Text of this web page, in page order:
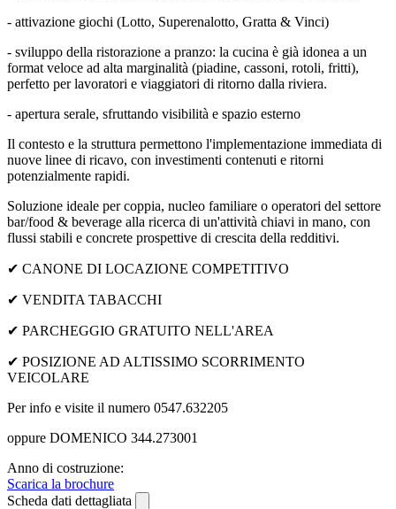
- attivazione giochi (Lotto, Superenalotto, Gratta & Vinci)
- sviluppo della ristorazione a pranzo: la cucina è già idonea a un
format veloce ad alta marginalità (piadine, cassoni, rotoli, fritti),
perfetto per lavoratori e viaggiatori di ritorno dalla riviera.
- apertura serale, sfruttando visibilità e spazio esterno
Il contesto e la struttura permettono l'implementazione immediata di
nuove linee di ricavo, con investimenti contenuti e ritorni
potenzialmente rapidi.
Soluzione ideale per coppia, nucleo familiare o operatori del settore
bar/food & beverage alla ricerca di un'attività chiavi in mano, con
flussi stabili e concrete prospettive di crescita della redditivi.
✔ CANONE DI LOCAZIONE COMPETITIVO
✔ VENDITA TABACCHI
✔ PARCHEGGIO GRATUITO NELL'AREA
✔ POSIZIONE AD ALTISSIMO SCORRIMENTO
VEICOLARE
Per info e visite il numero 0547.632205
oppure DOMENICO 344.273001
Anno di costruzione:
Scarica la brochure
Scheda dati dettagliata